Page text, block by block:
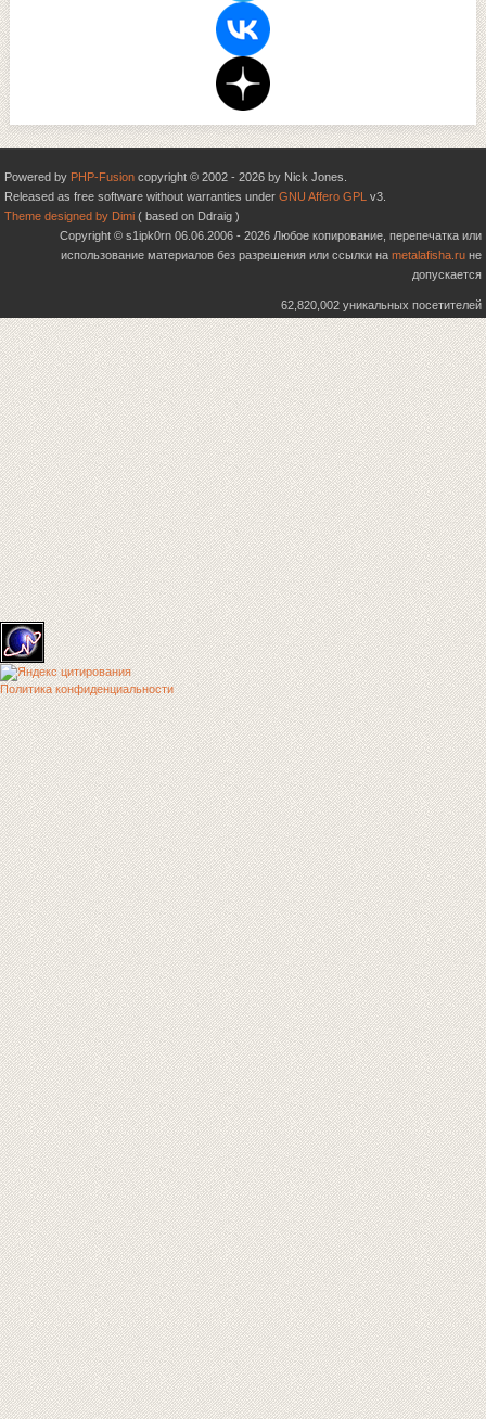
Powered by PHP-Fusion copyright © 2002 - 2026 by Nick Jones.
Released as free software without warranties under GNU Affero GPL v3.
Theme designed by Dimi ( based on Ddraig )
Copyright © s1ipk0rn 06.06.2006 - 2026 Любое копирование, перепечатка или
использование материалов без разрешения или ссылки на metalafisha.ru не
допускается
62,820,002 уникальных посетителей
Политика конфиденциальности